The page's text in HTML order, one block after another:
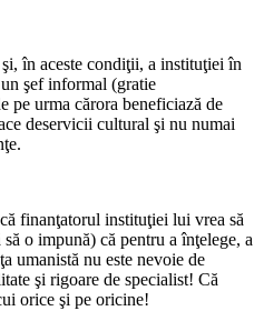
în aceste condiţii, a instituţiei în
şef informal (gratie
pe urma cărora beneficiază de
deservicii cultural şi nu numai
finanţatorul instituţiei lui vrea să
o impună) că pentru a înţelege, a
umanistă nu este nevoie de
şi rigoare de specialist! Că
orice şi pe oricine!